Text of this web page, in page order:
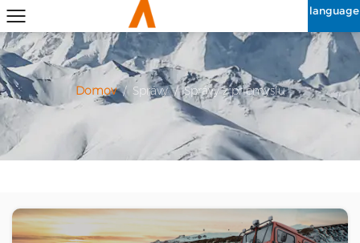
language
Domov / Správy / Správy z priemyslu